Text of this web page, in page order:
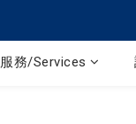
服務/Services